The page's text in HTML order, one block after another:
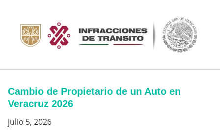
contenido
Cambio de Propietario de un Auto en
Veracruz 2026
julio 5, 2026